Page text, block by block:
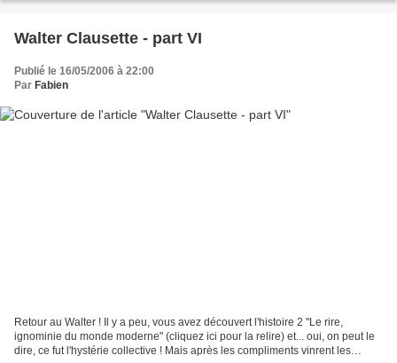
Walter Clausette - part VI
Publié le 16/05/2006 à 22:00
Par Fabien
Retour au Walter ! Il y a peu, vous avez découvert l'histoire 2 "Le rire,
ignominie du monde moderne" (cliquez ici pour la relire) et... oui, on peut le
dire, ce fut l'hystérie collective ! Mais après les compliments vinrent les